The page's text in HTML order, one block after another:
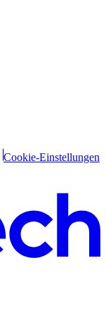
Cookie-Einstellungen